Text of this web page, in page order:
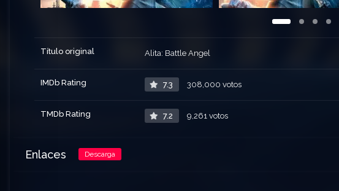
Título original Alita: Battle Angel
IMDb Rating 7.3 308,000 votos
TMDb Rating 7.2 9,261 votos
Enlaces Descarga